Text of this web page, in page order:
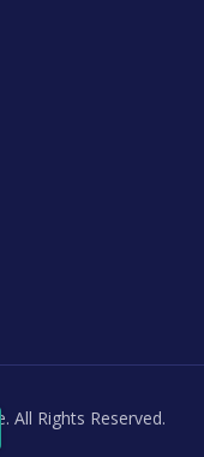
All Rights Reserved.